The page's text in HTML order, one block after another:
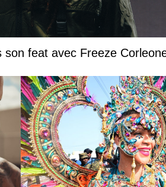
feat avec Freeze